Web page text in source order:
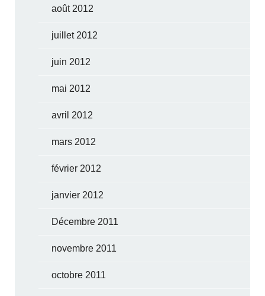
août 2012
juillet 2012
juin 2012
mai 2012
avril 2012
mars 2012
février 2012
janvier 2012
Décembre 2011
novembre 2011
octobre 2011